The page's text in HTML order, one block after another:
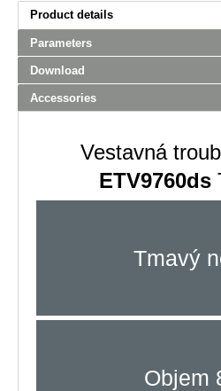
Product details
Parameters
Download
Accessories
Vestavná
ETV9760ds
Tmavý
Objem